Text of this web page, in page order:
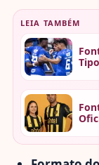
LEIA TAMBÉM